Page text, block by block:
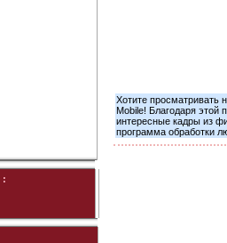
:
Хотите просматривать
Mobile! Благодаря
интересные кадры из
программа обработки